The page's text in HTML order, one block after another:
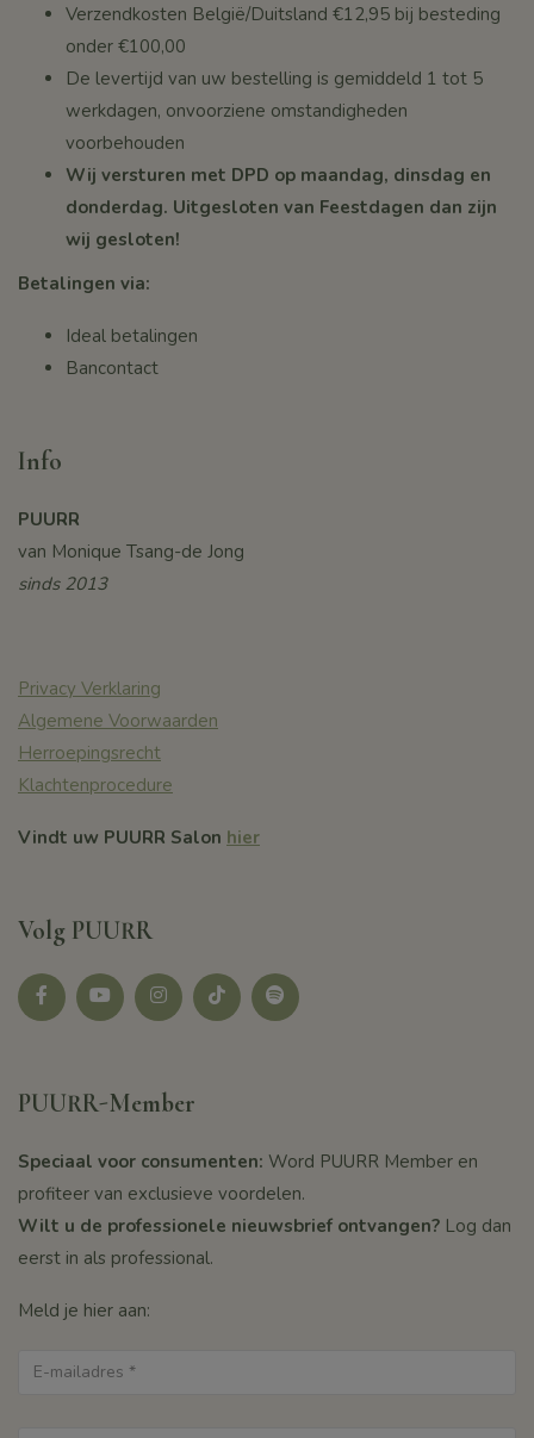
Verzendkosten België/Duitsland €12,95 bij besteding
onder €100,00
De levertijd van uw bestelling is gemiddeld 1 tot 5
werkdagen, onvoorziene omstandigheden
voorbehouden
Wij versturen met DPD op maandag, dinsdag en
donderdag. Uitgesloten van Feestdagen dan zijn
wij gesloten!
Betalingen via:
Ideal betalingen
Bancontact
Info
PUURR
van Monique Tsang-de Jong
sinds 2013
Privacy Verklaring
Algemene Voorwaarden
Herroepingsrecht
Klachtenprocedure
Vindt uw PUURR Salon hier
Volg PUURR
Facebook youtubeinstagramtikotk Spotify
PUURR-Member
Speciaal voor consumenten: Word PUURR Member en
profiteer van exclusieve voordelen.
Wilt u de professionele nieuwsbrief ontvangen? Log dan
eerst in als professional.
Meld je hier aan: